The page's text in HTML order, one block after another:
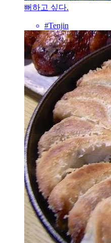
뻐하고 싶다.
#Tenjin